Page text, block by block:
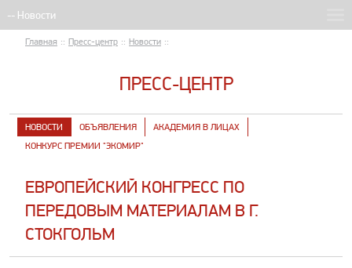
Главная :: Пресс-центр :: Новости ::
ПРЕСС-ЦЕНТР
НОВОСТИ ОБЪЯВЛЕНИЯ
АКАДЕМИЯ В ЛИЦАХ
КОНКУРС ПРЕМИИ "ЭКОМИР"
ЕВРОПЕЙСКИЙ КОНГРЕСС ПО
ПЕРЕДОВЫМ МАТЕРИАЛАМ В Г.
СТОКГОЛЬМ